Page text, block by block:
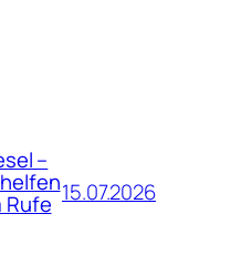
–
Rufe 15.07.2026